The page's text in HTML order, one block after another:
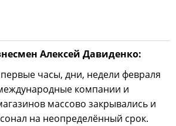
Алексей Давиденко:
часы, дни, недели февраля
компании и
массово закрывались и
на неопределённый срок.